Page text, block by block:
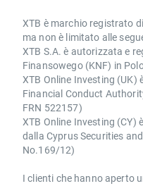
XTB è marchio registrato
ma non è limitato alle
XTB S.A. è autorizzata e
Finansowego (KNF) in
XTB Online Investing
Financial Conduct
FRN 522157)
XTB Online Investing
dalla Cyprus Securities
No.169/12)
I clienti che hanno aperto